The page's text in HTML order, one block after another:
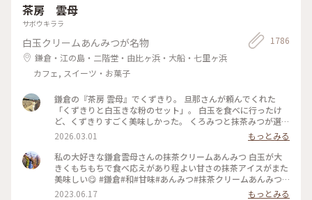
茶房 雲母
サボウキララ
白玉クリームあんみつが名物
鎌倉・江の島・二階堂・由比ヶ浜・大船・七里ヶ浜
カフェ, スイーツ・お菓子
1786
鎌倉の『茶房 雲母』でくずきり。 旦那さんが頼んでくれた
「くずきりと白玉きな粉のセット」。 白玉を食べに行ったけ
ど、くずきりすごく美味しかった。 くろみつと抹茶みつが選べ
ます。 1時間待ちを想定して行ったら、30分も待たずに入れ
た。 梅の見える特等席。 けど、席についてから出てくるまで
30分弱かかったので、だいたい1時間。 1時間くらいなら、並
んでも食べたいクオリティ。 #神奈川#鎌倉#茶房雲母#白玉#お
もちずき#Ayuのおやつ#はじめての鎌倉
2026.03.01
もっとみる
私の大好きな鎌倉雲母さんの抹茶クリームあんみつ 白玉が大
きくもちもちで食べ応えがあり程よい甘さの抹茶アイスがまた
美味しい😋 #鎌倉#和#甘味#あんみつ#抹茶クリームあんみつ#
雲母
2023.06.17
もっとみる